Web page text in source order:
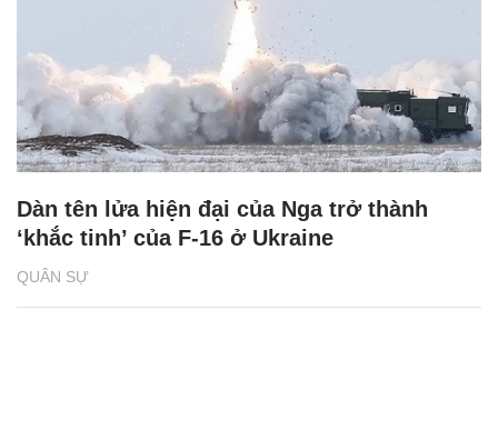
QUÂN SỰ
Dàn tên lửa hiện đại của Nga trở thành
‘khắc tinh’ của F-16 ở Ukraine